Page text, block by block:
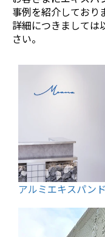
事例を紹介しており
詳細につきましては
さい。
アルミエキスパン